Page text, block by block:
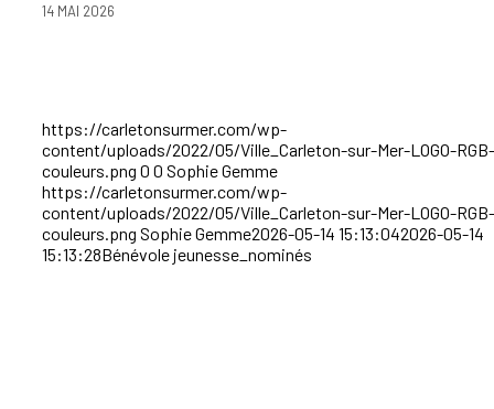
14 MAI 2026
https://carletonsurmer.com/wp-
content/uploads/2022/05/Ville_Carleton-sur-Mer-LOGO-RGB-
couleurs.png 0 0 Sophie Gemme
https://carletonsurmer.com/wp-
content/uploads/2022/05/Ville_Carleton-sur-Mer-LOGO-RGB-
couleurs.png Sophie Gemme2026-05-14 15:13:042026-05-14
15:13:28Bénévole jeunesse_nominés